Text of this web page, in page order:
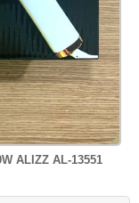
ALIZZ AL-13551